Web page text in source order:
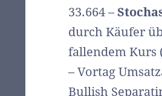
33.664 –
durch Käufer
fallendem Kurs
– Vortag
Bullish